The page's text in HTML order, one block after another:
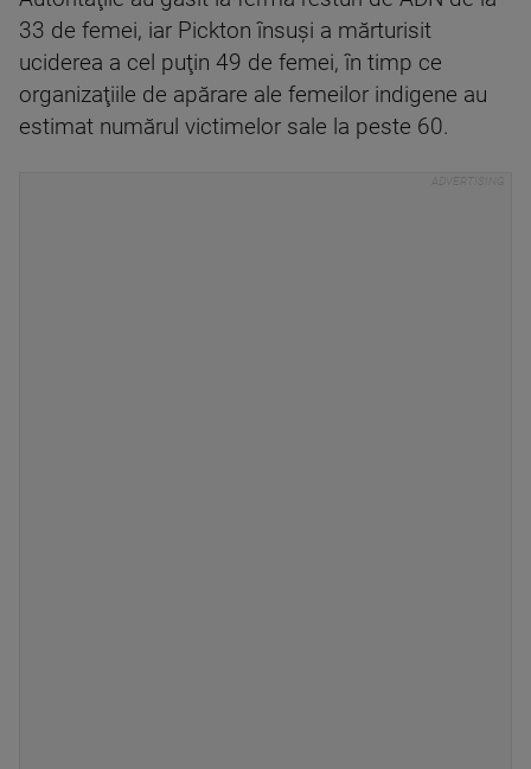
33 de femei, iar Pickton însuşi a mărturisit
uciderea a cel puţin 49 de femei, în timp ce
organizaţiile de apărare ale femeilor indigene au
estimat numărul victimelor sale la peste 60.